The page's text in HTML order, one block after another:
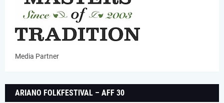
Media Partner
ARIANO FOLKFESTIVAL – AFF 30